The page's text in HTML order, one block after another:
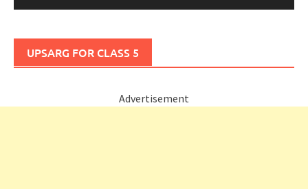
UPSARG FOR CLASS 5
Advertisement